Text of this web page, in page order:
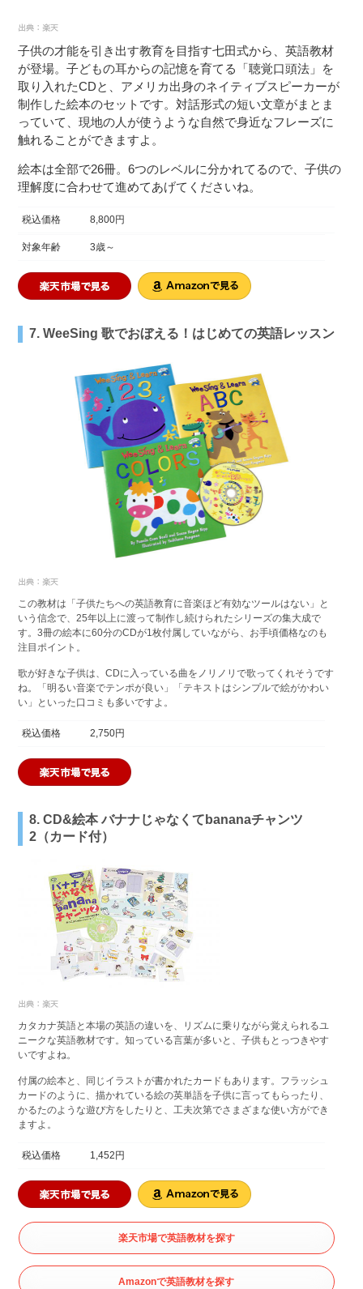
子供の才能を引き出す教育を目指す七田式から、英語教材
が登場。子どもの耳からの記憶を育てる「聴覚口頭法」を
取り入れたCDと、アメリカ出身のネイティブスピーカーが
制作した絵本のセットです。対話形式の短い文章がまとま
っていて、現地の人が使うような自然で身近なフレーズに
触れることができますよ。
絵本は全部で26冊。6つのレベルに分かれてるので、子供の
理解度に合わせて進めてあげてくださいね。
税込価格 8,800円
対象年齢 3歳～
7. WeeSing 歌でおぼえる！はじめての英語レッスン
この教材は「子供たちへの英語教育に音楽ほど有効なツールはない」と
いう信念で、25年以上に渡って制作し続けられたシリーズの集大成で
す。3冊の絵本に60分のCDが1枚付属していながら、お手頃価格なのも
注目ポイント。
歌が好きな子供は、CDに入っている曲をノリノリで歌ってくれそうです
ね。「明るい音楽でテンポが良い」「テキストはシンプルで絵がかわい
い」といった口コミも多いですよ。
税込価格 2,750円
8. CD&絵本 バナナじゃなくてbananaチャンツ
2（カード付）
カタカナ英語と本場の英語の違いを、リズムに乗りながら覚えられるユ
ニークな英語教材です。知っている言葉が多いと、子供もとっつきやす
いですよね。
付属の絵本と、同じイラストが書かれたカードもあります。フラッシュ
カードのように、描かれている絵の英単語を子供に言ってもらったり、
かるたのような遊び方をしたりと、工夫次第でさまざまな使い方ができ
ますよ。
税込価格 1,452円
楽天市場で英語教材を探す
Amazonで英語教材を探す